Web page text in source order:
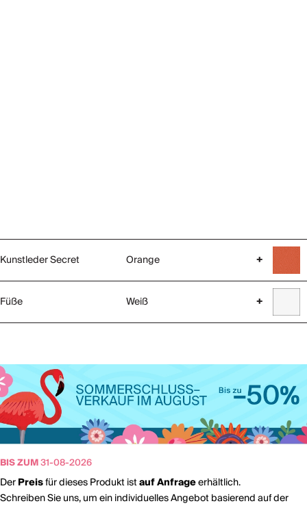
Kunstleder Secret Orange +
Füße Weiß +
BIS ZUM31-08-2026
DerPreisfür dieses Produkt istauf Anfrageerhältlich.
Schreiben Sie uns, um ein individuelles Angebot basierend auf der